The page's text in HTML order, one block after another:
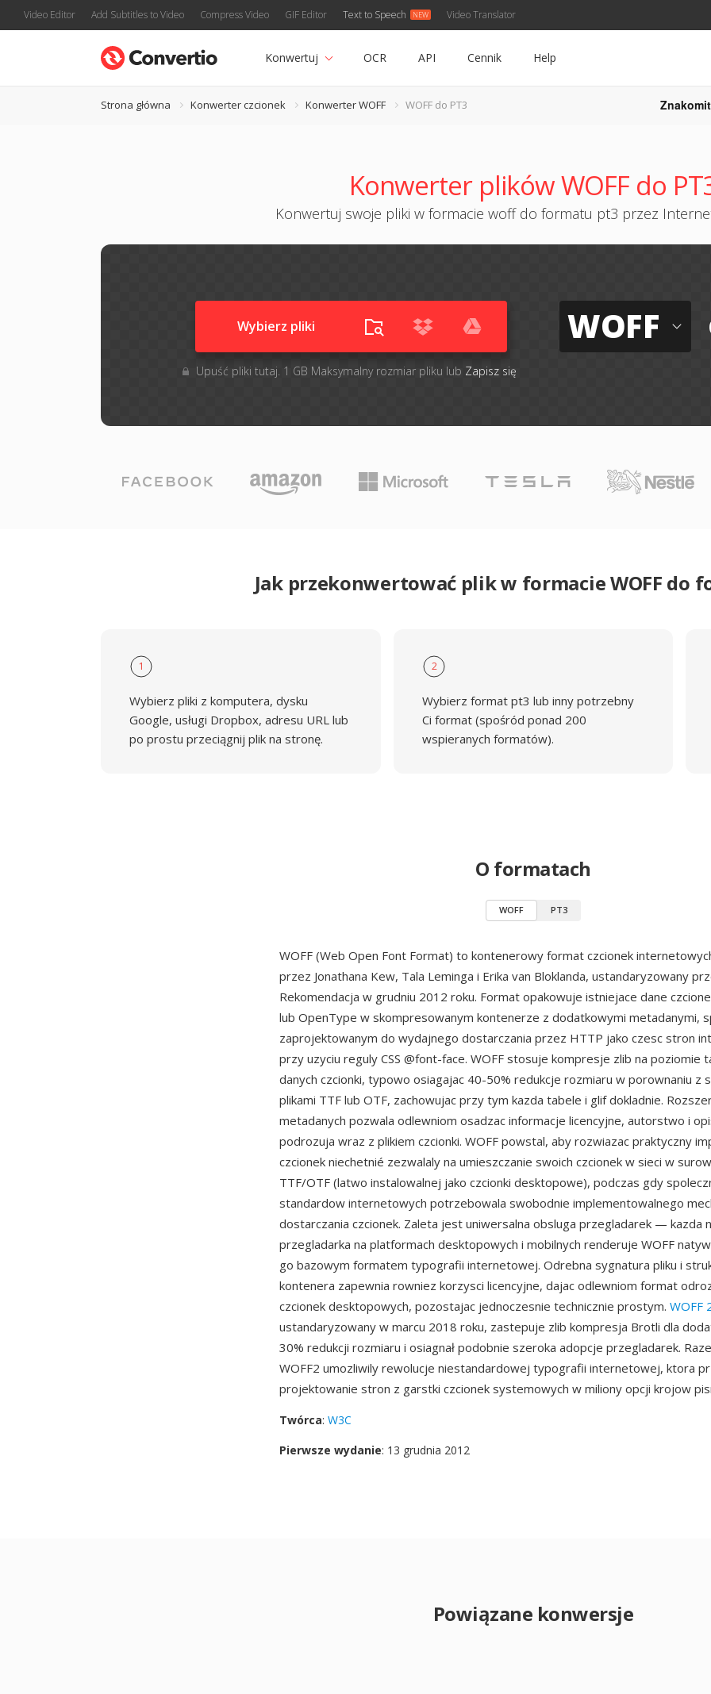
Video Editor Add Subtitles to Video Compress Video GIF Editor Text to Speech Video Translator
Konwertuj OCR API Cennik Help
Strona główna Konwerter czcionek Konwerter WOFF WOFF do PT3
Konwerter plików WOFF do
Konwertuj swoje pliki w formacie woff do formatu pt3 przez
Wybierz pliki
Upuść pliki tutaj. 1 GB Maksymalny rozmiar pliku lub Zapisz się
WOFF
Jak przekonwertować plik w formacie WOFF do
1
Wybierz pliki z komputera, dysku
Google, usługi Dropbox, adresu URL lub
po prostu przeciągnij plik na stronę.
2
Wybierz format pt3 lub inny potrzebny
Ci format (spośród ponad 200
wspieranych formatów).
O formatach
WOFF PT3
WOFF (Web Open Font Format) to kontenerowy format czcionek
przez Jonathana Kew, Tala Leminga i Erika van Bloklanda, ustandaryzowany
Rekomendacja w grudniu 2012 roku. Format opakowuje istniejace dane
lub OpenType w skompresowanym kontenerze z dodatkowymi metadanymi,
zaprojektowanym do wydajnego dostarczania przez HTTP jako czesc stron
przy uzyciu reguly CSS @font-face. WOFF stosuje kompresje zlib na poziomie
danych czcionki, typowo osiagajac 40-50% redukcje rozmiaru w porownaniu z
plikami TTF lub OTF, zachowujac przy tym kazda tabele i glif dokladnie.
metadanych pozwala odlewniom osadzac informacje licencyjne, autorstwo i
podrozuja wraz z plikiem czcionki. WOFF powstal, aby rozwiazac praktyczny
czcionek niechetnié zezwalaly na umieszczanie swoich czcionek w sieci w
TTF/OTF (latwo instalowalnej jako czcionki desktopowe), podczas gdy
standardow internetowych potrzebowala swobodnie implementowalnego
dostarczania czcionek. Zaleta jest uniwersalna obsluga przegladarek — kazda
przegladarka na platformach desktopowych i mobilnych renderuje WOFF
go bazowym formatem typografii internetowej. Odrebna sygnatura pliku i
kontenera zapewnia rowniez korzysci licencyjne, dajac odlewniom format
czcionek desktopowych, pozostajac jednoczesnie technicznie prostym. WOFF
ustandaryzowany w marcu 2018 roku, zastepuje zlib kompresja Brotli dla
30% redukcji rozmiaru i osiagnał podobnie szeroka adopcje przegladarek.
WOFF2 umozliwily rewolucje niestandardowej typografii internetowej, ktora
projektowanie stron z garstki czcionek systemowych w miliony opcji krojow
Twórca: W3C
Pierwsze wydanie: 13 grudnia 2012
Powiązane konwersje